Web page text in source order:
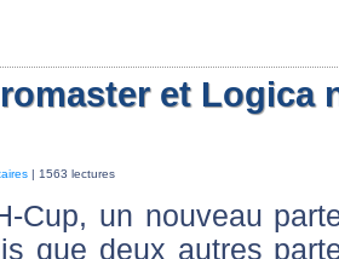
et Logica
| 1563 lectures
Cup, un nouveau
que deux autres